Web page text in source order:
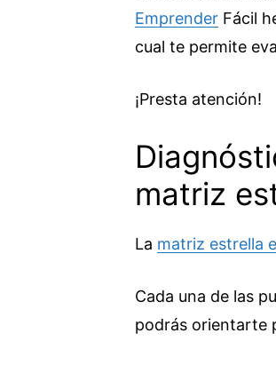
Emprender Fácil
cual te permite
¡Presta atención!
matriz
La matriz estrella
Cada una de las
podrás orientarte